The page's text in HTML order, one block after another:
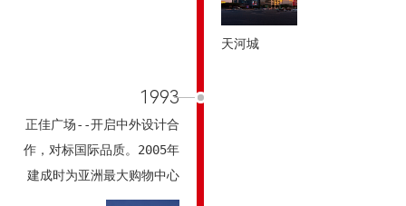
天河城
1993
正佳广场--开启中外设计合
作，对标国际品质。2005年
建成时为亚洲最大购物中心